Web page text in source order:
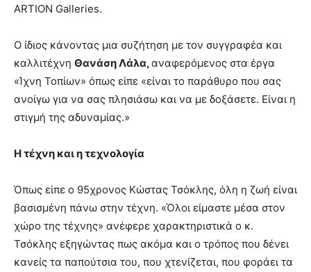
ARTION Galleries.
Ο ίδιος κάνοντας μια συζήτηση με τον συγγραφέα και
καλλιτέχνη Θανάση Λάλα,αναφερόμενος στα έργα
«Ίχνη Τοπίων» όπως είπε «είναι το παράθυρο που σας
ανοίγω για να σας πλησιάσω και να με δοξάσετε. Είναι η
στιγμή της αδυναμίας.»
Η τέχνη και η τεχνολογία
Όπως είπε ο 95χρονος Κώστας Τσόκλης, όλη η ζωή είναι
βασισμένη πάνω στην τέχνη. «Όλοι είμαστε μέσα στον
χώρο της τέχνης» ανέφερε χαρακτηριστικά ο κ.
Τσόκλης εξηγώντας πως ακόμα και ο τρόπος που δένει
κανείς τα παπούτσια του, που χτενίζεται, που φοράει τα